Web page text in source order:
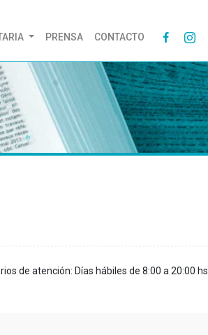
PRENSA CONTACTO 
de atención: Días hábiles de 8:00 a 20:00 hs.